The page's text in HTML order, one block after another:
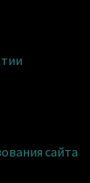
сайта